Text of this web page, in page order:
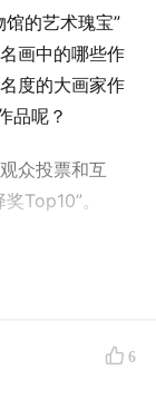
的艺术瑰宝”
画中的哪些作
度的大画家作
品呢？
众投票和互
Top10”。
众的共鸣，解
与我们讨论！ 6